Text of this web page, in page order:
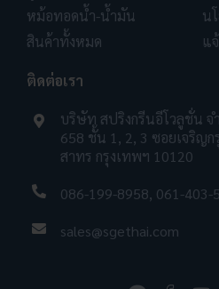
หม้อทอดน้ำ-น้ำมัน
สินค้าทั้งหมด
น
แ
ติดต่อเรา
บริษัท สปริงกรีนอีโวลูชั่น จ
658 ชั้น 1, 2, 3 ซอยเจริญ
สาทร กรุงเทพฯ 10120
086-199-8958, 061-403-
sales@sgethai.com